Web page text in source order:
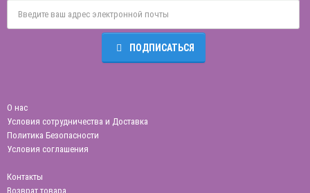
ПОДПИСАТЬСЯ
О нас
Условия сотрудничества и Доставка
Политика Безопасности
Условия соглашения
Контакты
Возврат товара